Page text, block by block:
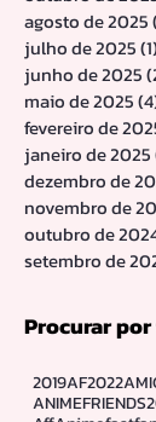
novembro de
outubro de
agosto de 2025
julho de 2025
junho de 2025
maio de 2025
fevereiro de
janeiro de 2025
dezembro de
novembro de
setembro de
Procurar